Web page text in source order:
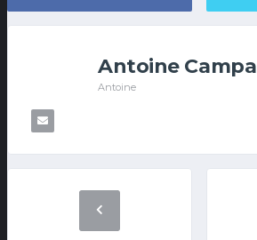
Antoine Campa
Antoine